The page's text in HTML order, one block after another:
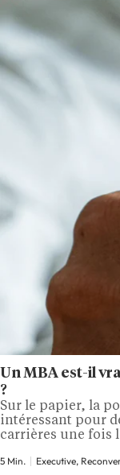
Un MBA est-il
?
Sur le papier, la
intéressant pour
carrières une fois
5 Min. Executive,